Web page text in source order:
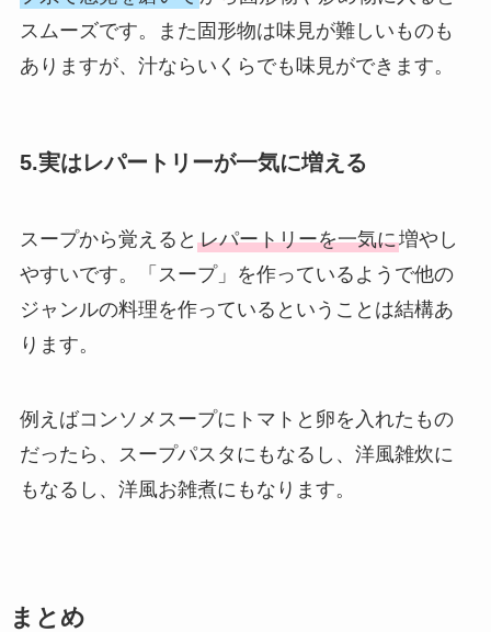
スムーズです。また固形物は味見が難しいものも
ありますが、汁ならいくらでも味見ができます。
5.実はレパートリーが一気に増える
スープから覚えると レパートリーを一気に増やし
やすいです。「スープ」を作っているようで他の
ジャンルの料理を作っているということは結構あ
ります。
例えばコンソメスープにトマトと卵を入れたもの
だったら、スープパスタにもなるし、洋風雑炊に
もなるし、洋風お雑煮にもなります。
まとめ